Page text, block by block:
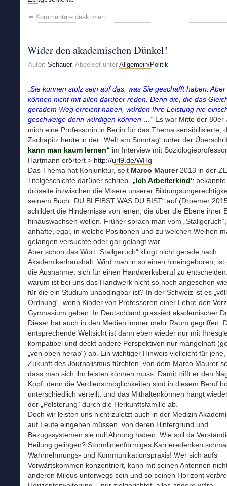
Kommentare deaktiviertfür
den
Herrn
Wider den akademischen Dünkel!
Autor: Schauer. Abgelegt unter Allgemein/Politik
„Sie können stolz sein auf das, was Sie geschafft haben. Aber
können nicht mit allen darüber reden. Denn die, die das
geradem Weg erreicht haben, würden Ihre Leistung nie
geschweige denn würdigen können …“ Es war Mitte der 80er
mich eine Professorin in Berlin für das Thema sensibilisierte,
Zschäpitz heute in der „Welt am Sonntag“ unter der
kann man kaum lernen“ im Interview mit
Hartmann erörtert > http://url9.de/WHq
Das Thema hat Konjunktur, seit Marco Maurer2013 in der
Titelgeschichte darüber schrieb. „Ich Arbeiterkind“
dröselte inzwischen die Misere unserer
seinem Buch „DU BLEIBST WAS DU BIST“ auf (Droemer
schildert die Hindernisse von jenen, die über die Ebene ihrer
hinauswachsen wollen. Früher sprach man vom
anhafte, egal, in welche Positionen und zu welchen Weihen
gelangen versuchte oder gar gelangt war.
Aber schon das Wort „Stallgeruch“ klingt nicht gerade nach
Akademikerhaushalt. Wird man in so einen hineingeboren, ist
die Ausnahme, sich für einen Handwerksberuf zu
warum ist bei uns das Handwerk nicht so hoch angesehen
für die ein Studium unabdingbar ist? In der Schweiz ist es
Ordnung“, wenn Kinder von Professoren einer Lehre den
Gymnasium geben. In Deutschland grassiert akademischer
Dieser hat auch in den Medien immer mehr Raum gegriffen.
entsprechende Weltsicht ist dann eben wieder nur mit
kompatibel und deckt andere Perspektiven nur mangelhaft
„von oben herab“) ab. Ein wichtiger Hinweis vielleicht für
Zukunft des Journalismus fürchten, von dem Marco Maurer
dass man sich ihn leisten können muss. Damit trifft er den
Kopf, denn die Verdienstmöglichkeiten sind in diesem Beruf
unterschiedlich verteilt, und das Mithaltenkönnen hängt
der „Polsterung“ durch die Herkunftsfamilie ab.
Doch wir leisten uns nicht zuletzt auch in der Medizin
auf Leute eingehen müssen, von deren Hintergrund und
Bezugssystemen sie null Ahnung haben. Wie soll da
Heilung gelingen? Stormlinienförmiges Karrieredenken
Wahrnehmungs- und Kommunikationspraxis! Wer sich aufs
Vorwärtskommen konzentriert, kann mit seinen Antennen
anderen Mileus unterwegs sein und so seinen Horizont ver